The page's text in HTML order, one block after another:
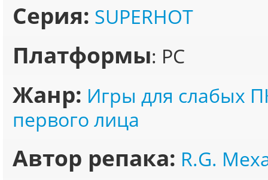
Серия: SUPERHOT
Платформы: PC
Жанр: Игры для слабых
первого лица
Автор репака: R.G.